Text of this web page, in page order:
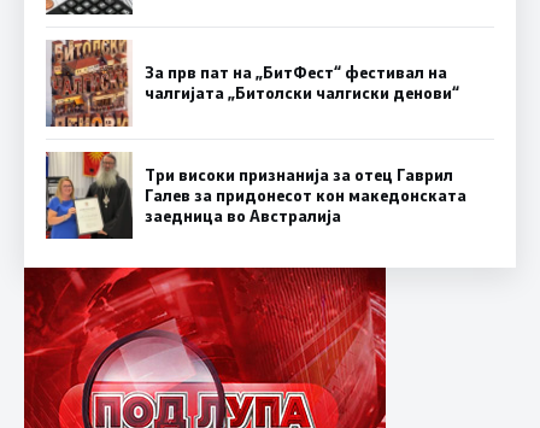
За прв пат на „БитФест“ фестивал на
чалгијата „Битолски чалгиски денови“
Три високи признанија за отец Гаврил
Галев за придонесот кон македонската
заедница во Австралија